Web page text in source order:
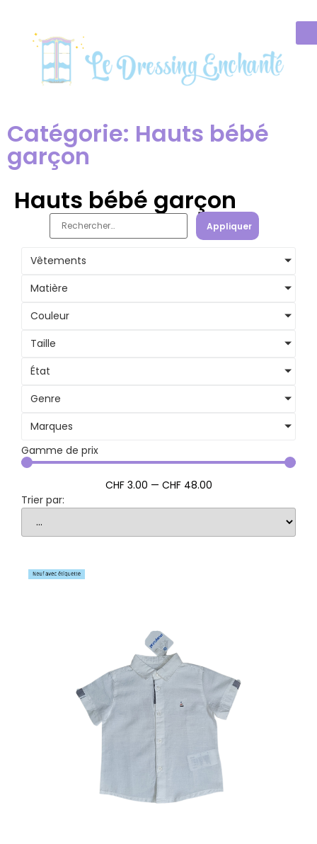
Catégorie: Hauts bébé
garçon
Hauts bébé garçon
Appliquer
Vêtements
Matière
Couleur
Taille
État
Genre
Marques
Gamme de prix
CHF 3.00 — CHF 48.00
Trier par: